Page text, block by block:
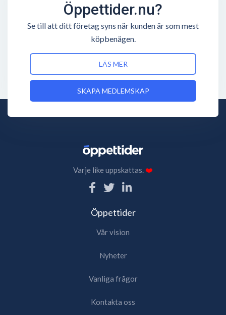
Öppettider.nu?
Se till att ditt företag syns när kunden är som mest
köpbenägen.
LÄS MER
SKAPA MEDLEMSKAP
Varje like uppskattas.❤️
Öppettider
Vår vision
Nyheter
Vanliga frågor
Kontakta oss